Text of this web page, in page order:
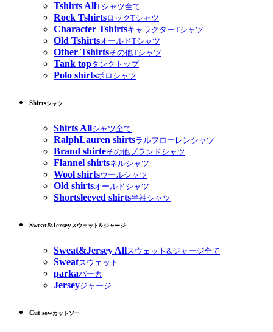
Tshirts AllTシャツ全て
Rock TshirtsロックTシャツ
Character TshirtsキャラクターTシャツ
Old TshirtsオールドTシャツ
Other Tshirtsその他Tシャツ
Tank topタンクトップ
Polo shirtsポロシャツ
Shirtsシャツ
Shirts Allシャツ全て
RalphLauren shirtsラルフローレンシャツ
Brand shirteその他ブランドシャツ
Flannel shirtsネルシャツ
Wool shirtsウールシャツ
Old shirtsオールドシャツ
Shortsleeved shirts半袖シャツ
Sweat&Jerseyスウェット&ジャージ
Sweat&Jersey Allスウェット&ジャージ全て
Sweatスウェット
parkaパーカ
Jerseyジャージ
Cut sewカットソー